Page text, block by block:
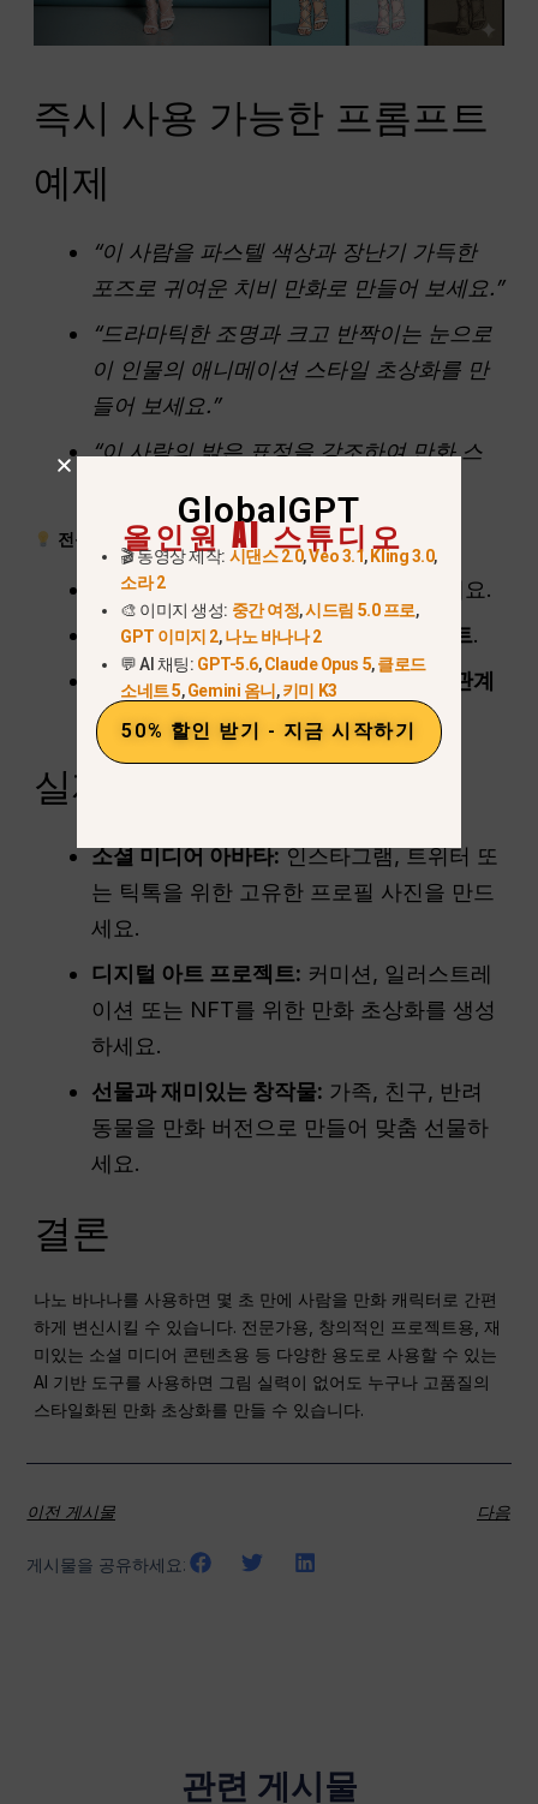
즉시 사용 가능한 프롬프트
예제
“이 사람을 파스텔 색상과 장난기 가득한
포즈로 귀여운 치비 만화로 만들어 보세요.”
“드라마틱한 조명과 크고 반짝이는 눈으로
이 인물의 애니메이션 스타일 초상화를 만
들어 보세요.”
“이 사람의 밝은 표정을 강조하여 만화 스
전문가 팁:
사용명확한 설명 프롬프트
를 클릭하세요.
지정아트 스타일, 분위기 및 색상 팔레트.
여러 문자의 경우 다음을 포함합니다.
관계
또는 행동 단서를 입력합니다.
실제 애플리케이션
소셜 미디어 아바타:인스타그램, 트위터 또
는 틱톡을 위한 고유한 프로필 사진을 만드
세요.
디지털 아트 프로젝트: 커미션, 일러스트레
이션 또는 NFT를 위한 만화 초상화를 생성
하세요.
선물과 재미있는 창작물: 가족, 친구, 반려
동물을 만화 버전으로 만들어 맞춤 선물하
세요.
결론
나노 바나나를 사용하면 몇 초 만에 사람을 만화 캐릭터로 간편
하게 변신시킬 수 있습니다. 전문가용, 창의적인 프로젝트용, 재
미있는 소셜 미디어 콘텐츠용 등 다양한 용도로 사용할 수 있는
AI 기반 도구를 사용하면 그림 실력이 없어도 누구나 고품질의
스타일화된 만화 초상화를 만들 수 있습니다.
이전 게시물 다음
게시물을 공유하세요:
관련 게시물
GlobalGPT
올인원 AI 스튜디오
🎬 동영상 제작: 시댄스 2.0,Veo 3.1, Kling 3.0,
소라 2
🎨 이미지 생성: 중간 여정,시드림 5.0 프로,
GPT 이미지 2,나노 바나나 2
💬 AI 채팅: GPT-5.6,Claude Opus 5,클로드
소네트 5,Gemini 옴니 ,키미 K3
50% 할인 받기 - 지금 시작하기